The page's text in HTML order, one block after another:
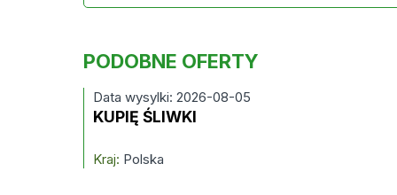
PODOBNE OFERTY
Data wysylki: 2026-08-05
KUPIĘ ŚLIWKI
Kraj: Polska